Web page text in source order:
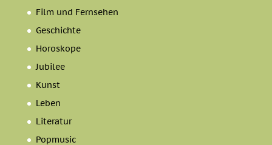
Film und Fernsehen
Geschichte
Horoskope
Jubilee
Kunst
Leben
Literatur
Popmusic